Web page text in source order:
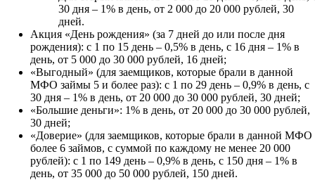
30 дня – 1% в день, от 2 000 до 20 000 рублей, 30
дней.
Акция «День рождения» (за 7 дней до или после дня
рождения): с 1 по 15 день – 0,5% в день, с 16 дня – 1% в
день, от 5 000 до 30 000 рублей, 16 дней;
«Выгодный» (для заемщиков, которые брали в данной
МФО займы 5 и более раз): с 1 по 29 день – 0,9% в день, с
30 дня – 1% в день, от 20 000 до 30 000 рублей, 30 дней;
«Большие деньги»: 1% в день, от 20 000 до 30 000 рублей,
30 дней;
«Доверие» (для заемщиков, которые брали в данной МФО
более 6 займов, с суммой по каждому не менее 20 000
рублей): с 1 по 149 день – 0,9% в день, с 150 дня – 1% в
день, от 35 000 до 50 000 рублей, 150 дней.